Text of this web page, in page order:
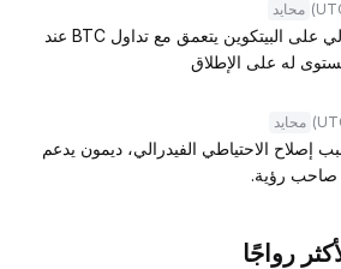
محايد
تأثير الاحتياطي الفيدرالي على البيتكوين يتعمق مع تداول BTC عند
محايد
الاحتياطي الفيدرالي، ديمون يدعم
صاحب رؤية.
رواجًا